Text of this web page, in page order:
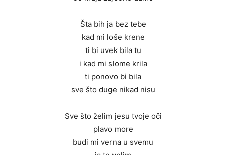
Šta bih ja bez tebe
kad mi loše krene
ti bi uvek bila tu
i kad mi slome krila
ti ponovo bi bila
sve što duge nikad nisu
Sve što želim jesu tvoje oči
plavo more
budi mi verna u svemu